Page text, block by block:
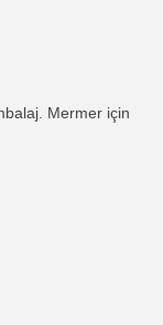
Mermer için